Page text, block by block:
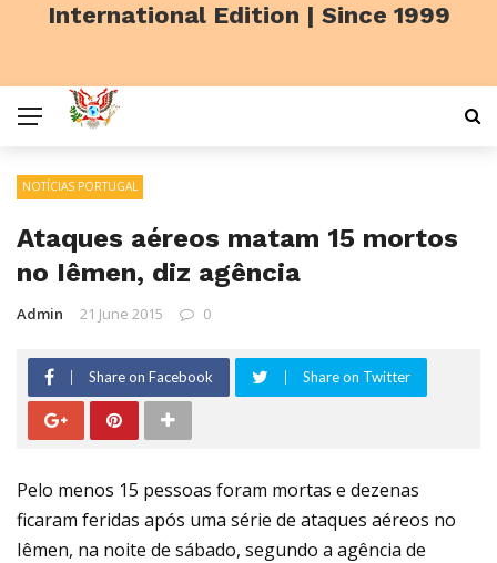
International Edition | Since 1999
NOTÍCIAS PORTUGAL
Ataques aéreos matam 15 mortos
no Iêmen, diz agência
Admin 21 June 2015 0
Share on Facebook Share on Twitter
Pelo menos 15 pessoas foram mortas e dezenas
ficaram feridas após uma série de ataques aéreos no
Iêmen, na noite de sábado, segundo a agência de